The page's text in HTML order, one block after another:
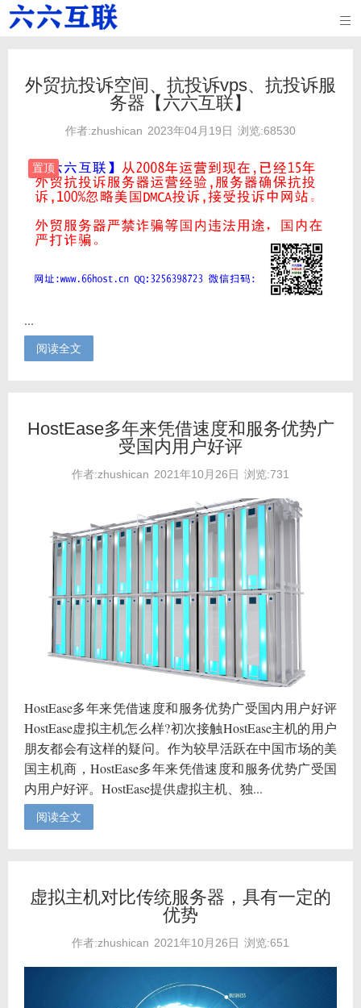

外贸抗投诉空间、抗投诉vps、抗投诉服
务器【六六互联】
作者:zhushican 2023年04月19日 浏览:68530
置顶
...
阅读全文
HostEase多年来凭借速度和服务优势广
受国内用户好评
作者:zhushican 2021年10月26日 浏览:731
HostEase多年来凭借速度和服务优势广受国内用户好评
HostEase虚拟主机怎么样?初次接触HostEase主机的用户
朋友都会有这样的疑问。作为较早活跃在中国市场的美
国主机商，HostEase多年来凭借速度和服务优势广受国
内用户好评。HostEase提供虚拟主机、独...
阅读全文
虚拟主机对比传统服务器，具有一定的
优势
作者:zhushican 2021年10月26日 浏览:651